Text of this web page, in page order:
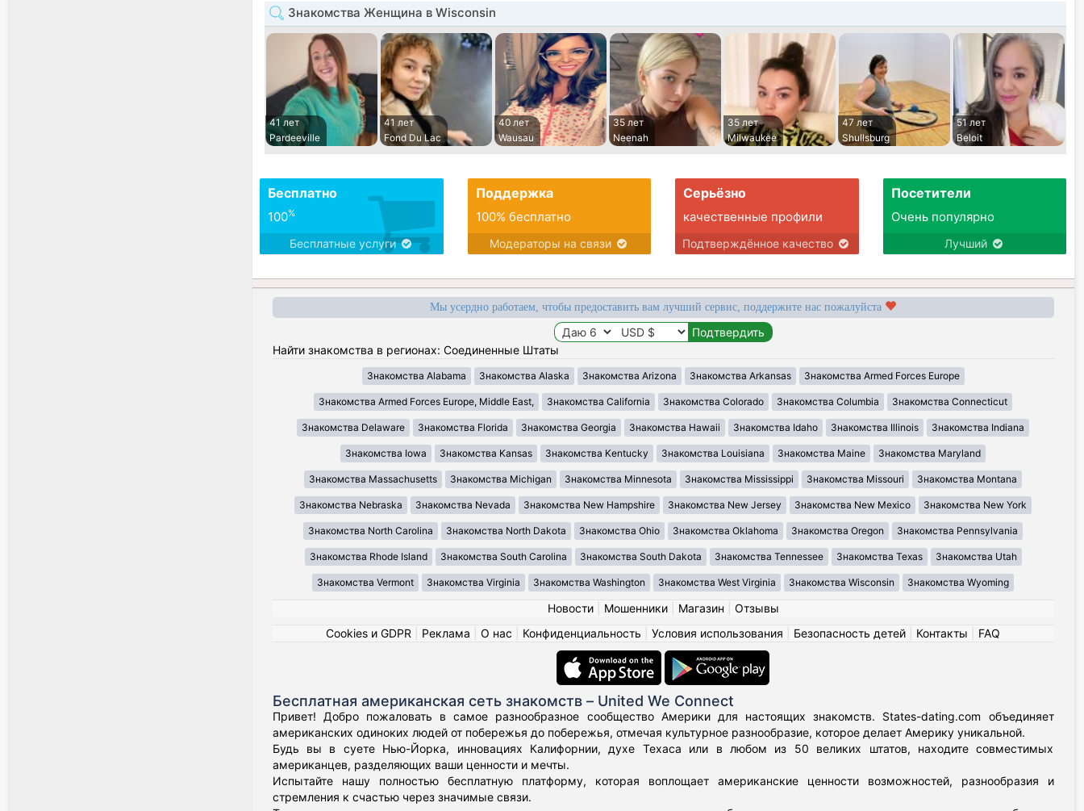
Знакомства Женщина в Wisconsin
41 лет
Pardeeville
41 лет
Fond Du Lac
40 лет
Wausau
35 лет
Neenah
35 лет
Milwaukee
47 лет
Shullsburg
51 лет
Beloit
Бесплатно
100%
Бесплатные услуги
Поддержка
100% бесплатно
Модераторы на связи
Серьёзно
качественные профили
Подтверждённое качество
Посетители
Очень популярно
Лучший
Мы усердно работаем, чтобы предоставить вам лучший сервис, поддержите нас пожалуйста
Найти знакомства в регионах: Соединенные Штаты
Знакомства Alabama Знакомства Alaska Знакомства Arizona Знакомства Arkansas Знакомства Armed Forces Europe
Знакомства Armed Forces Europe, Middle East, Знакомства California Знакомства Colorado Знакомства Columbia Знакомства Connecticut
Знакомства Delaware Знакомства Florida Знакомства Georgia Знакомства Hawaii Знакомства Idaho Знакомства Illinois Знакомства Indiana
Знакомства Iowa Знакомства Kansas Знакомства Kentucky Знакомства Louisiana Знакомства Maine Знакомства Maryland
Знакомства Massachusetts Знакомства Michigan Знакомства Minnesota Знакомства Mississippi Знакомства Missouri Знакомства Montana
Знакомства Nebraska Знакомства Nevada Знакомства New Hampshire Знакомства New Jersey Знакомства New Mexico Знакомства New York
Знакомства North Carolina Знакомства North Dakota Знакомства Ohio Знакомства Oklahoma Знакомства Oregon Знакомства Pennsylvania
Знакомства Rhode Island Знакомства South Carolina Знакомства South Dakota Знакомства Tennessee Знакомства Texas Знакомства Utah
Знакомства Vermont Знакомства Virginia Знакомства Washington Знакомства West Virginia Знакомства Wisconsin Знакомства Wyoming
Новости| Мошенники| Магазин
Отзывы
Cookies и GDPR
Реклама О нас Конфиденциальность Условия использования Безопасность детей Контакты FAQ
Бесплатная американская сеть знакомств – United We Connect
Привет! Добро пожаловать в самое разнообразное сообщество Америки для настоящих знакомств. States-dating.com объединяет
американских одиноких людей от побережья до побережья, отмечая культурное разнообразие, которое делает Америку уникальной.
Будь вы в суете Нью-Йорка, инновациях Калифорнии, духе Техаса или в любом из 50 великих штатов, находите совместимых
американцев, разделяющих ваши ценности и мечты.
Испытайте нашу полностью бесплатную платформу, которая воплощает американские ценности возможностей, разнообразия и
стремления к счастью через значимые связи.